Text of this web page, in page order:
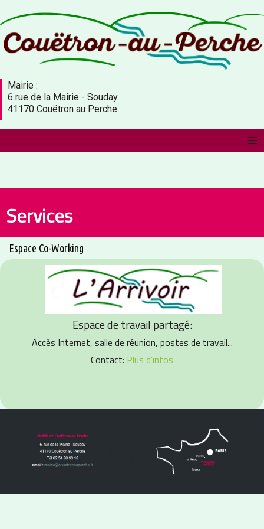
Mairie :
6 rue de la Mairie - Souday
41170 Couëtron au Perche
≡
Services
Espace Co-Working
Espace de travail partagé:
Accès Internet, salle de réunion, postes de travail...
Contact: Plus d'infos